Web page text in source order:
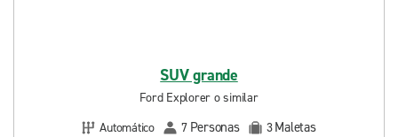
SUV grande
Ford Explorer o similar
Automático
7 Personas 3Maletas